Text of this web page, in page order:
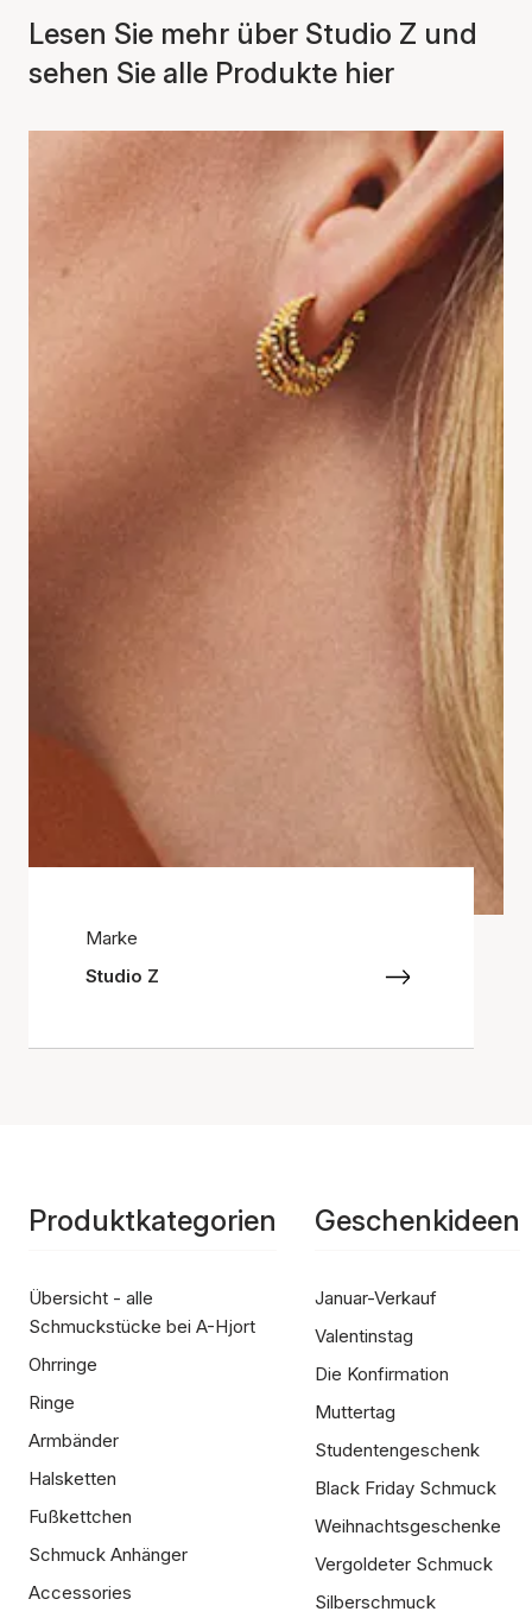
Lesen Sie mehr über Studio Z und
sehen Sie alle Produkte hier
Marke
Studio Z
Produktkategorien
Übersicht - alle
Schmuckstücke bei A-Hjort
Ohrringe
Ringe
Armbänder
Halsketten
Fußkettchen
Schmuck Anhänger
Accessories
Geschenkideen
Januar-Verkauf
Valentinstag
Die Konfirmation
Muttertag
Studentengeschenk
Black Friday Schmuck
Weihnachtsgeschenke
Vergoldeter Schmuck
Silberschmuck